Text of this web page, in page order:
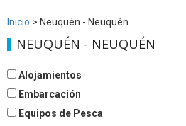
Inicio > Neuquén - Neuquén
NEUQUÉN - NEUQUÉN
Alojamientos
Embarcación
Equipos de Pesca